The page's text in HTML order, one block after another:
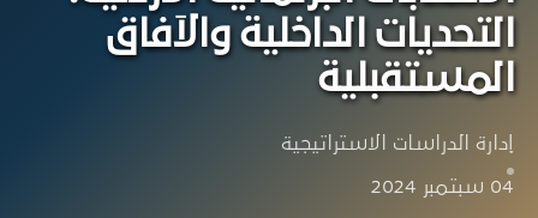
التحديات الداخلية والآفاق
المستقبلية
إدارة الدراسات الاستراتيجية
04 سبتمبر 2024